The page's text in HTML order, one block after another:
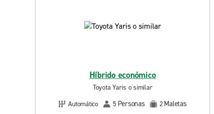
Híbrido económico
Toyota Yaris o similar
Automático
5 Personas 2Maletas